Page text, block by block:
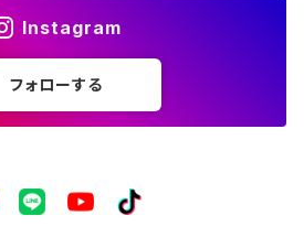
Instagram
フォローする